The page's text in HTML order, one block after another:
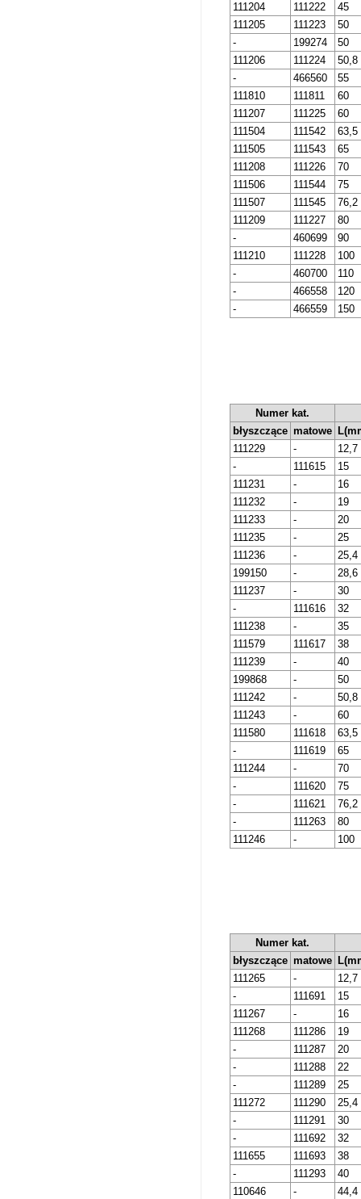
111204
111222
45
111205
111223
50
-
199274
50
111206
111224
50,8
-
466560
55
111810
111811
60
111207
111225
60
111504
111542
63,5
111505
111543
65
111208
111226
70
111506
111544
75
111507
111545
76,2
111209
111227
80
-
460699
90
111210
111228
100
-
460700
110
-
466558
120
-
466559 150
Numer kat.
błyszczące matowe
111229
-
12,7
-
111615
15
111231
-
16
111232
-
19
111233
-
20
111235
-
25
111236
-
25,4
199150
-
28,6
111237
-
30
-
111616
32
111238
-
35
111579
111617
38
111239
-
40
199868
-
50
111242
-
50,8
111243
-
60
111580
111618
63,5
-
111619
65
111244
-
70
-
111620
75
-
111621
76,2
-
111263
80
111246
- 100
Numer kat.
błyszczące matowe
111265
-
12,7
-
111691
15
111267
-
16
111268
111286
19
-
111287
20
-
111288
22
-
111289
25
111272
111290
25,4
-
111291
30
-
111692
32
111655
111693
38
-
111293
40
110646
-
44,4